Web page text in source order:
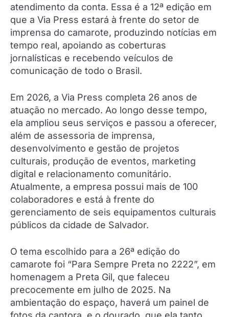
atendimento da conta. Essa é a 12ª edição em
que a Via Press estará à frente do setor de
imprensa do camarote, produzindo notícias em
tempo real, apoiando as coberturas
jornalísticas e recebendo veículos de
comunicação de todo o Brasil.
Em 2026, a Via Press completa 26 anos de
atuação no mercado. Ao longo desse tempo,
ela ampliou seus serviços e passou a oferecer,
além de assessoria de imprensa,
desenvolvimento e gestão de projetos
culturais, produção de eventos, marketing
digital e relacionamento comunitário.
Atualmente, a empresa possui mais de 100
colaboradores e está à frente do
gerenciamento de seis equipamentos culturais
públicos da cidade de Salvador.
O tema escolhido para a 26ª edição do
camarote foi “Para Sempre Preta no 2222”, em
homenagem a Preta Gil, que faleceu
precocemente em julho de 2025. Na
ambientação do espaço, haverá um painel de